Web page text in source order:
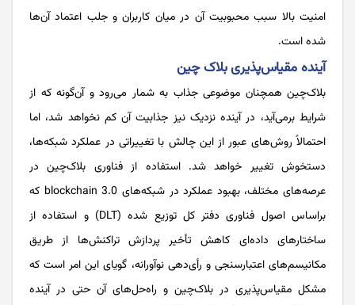
امنیت بالا سبب محبوبیت آن در میان کاربران و جلب اعتماد آن‌ها
شده است.
آینده مقیاس‌پذیری بلاک چین
بلاک‌چین همچنان موضوعی جذاب به شمار می‌رود و آن‌گونه که از
شرایط برمی‌آید، در آینده نزدیک نیز جذابیت آن کم نخواهد شد، اما
احتمالاً روش‌های عبور از این چالش با تغییراتی در عملکرد شبکه‌ها،
دستخوش تغییر خواهد شد. استفاده از فناوری بلاک‌چین در
عرصه‌های مختلف، بهبود عملکرد در شبکه‌های blockchain 3.0 که
براساس اصول فناوری دفتر کل توزیع شده (DLT) و استفاده از
ساختارهای داده‌ای کاهش تأخیر پردازش تراکنش‌ها از طریق
مکانیسم‌های اعتبارسنجی و رأی‌دهی نوآورانه، گویای این امر است که
مشکل مقیاس‌پذیری در بلاک‌چین و راه‌حل‌های آن حتی در آینده